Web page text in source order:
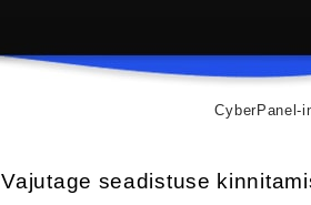
CyberPanel-
Vajutage seadistuse